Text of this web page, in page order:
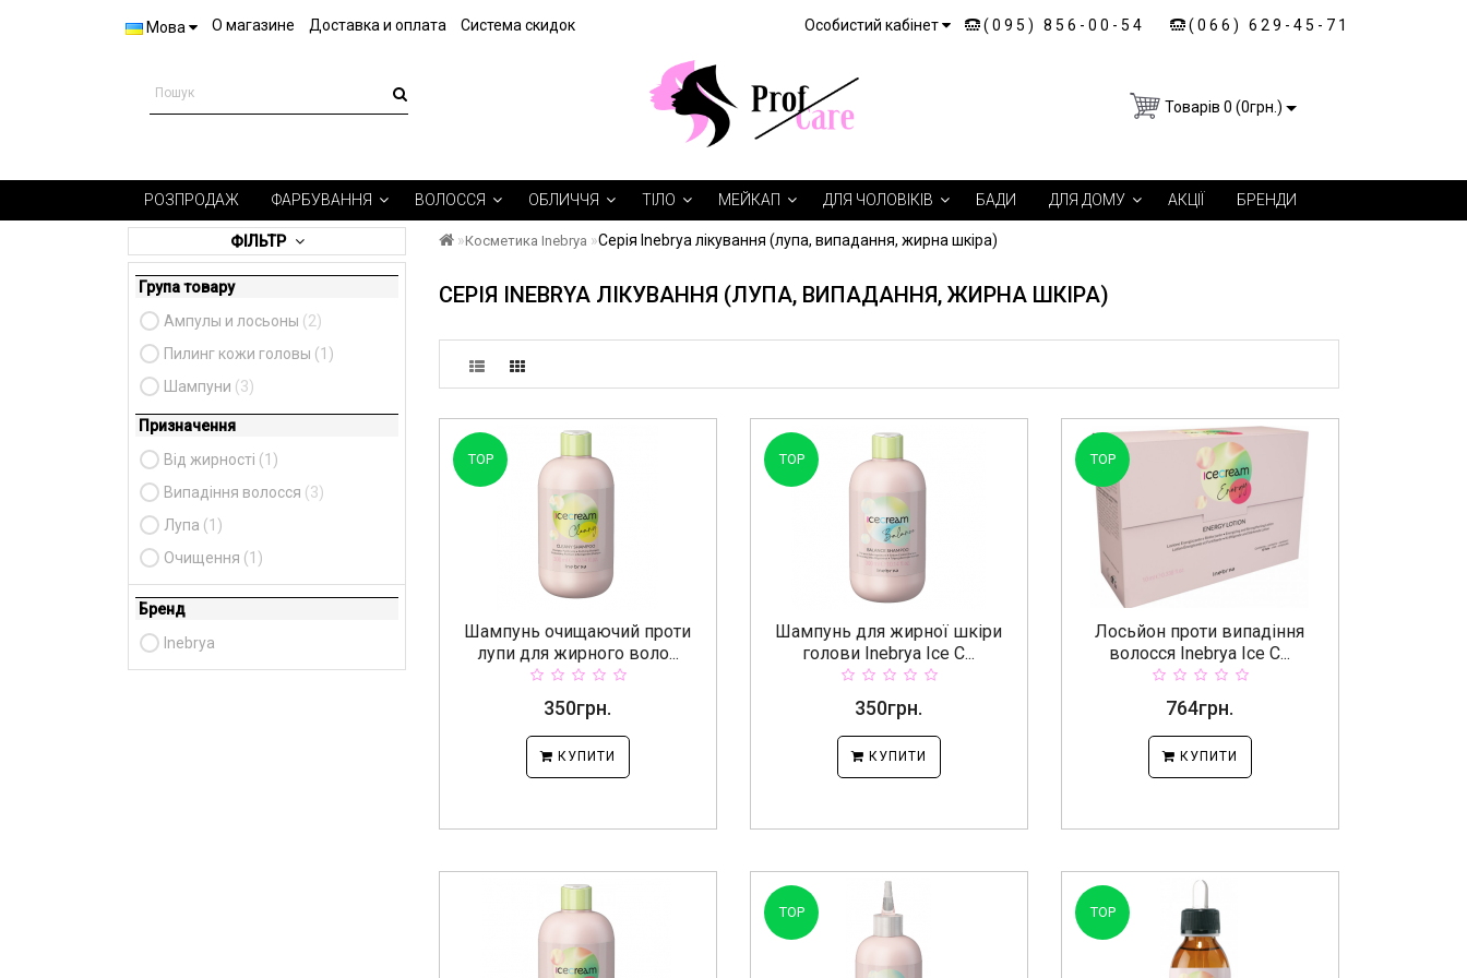
Мова О магазине Доставка и оплата Система скидок Особистий кабінет (095) 856-00-54 (066) 629-45-71
Товарів 0 (0грн.)
РОЗПРОДАЖ ФАРБУВАННЯ ВОЛОССЯ ОБЛИЧЧЯ ТІЛО МЕЙКАП ДЛЯ ЧОЛОВІКІВ БАДИ ДЛЯ ДОМУ АКЦІЇ БРЕНДИ
ФІЛЬТР
Група товару
Ампулы и лосьоны (2)
Пилинг кожи головы (1)
Шампуни (3)
Призначення
Від жирності (1)
Випадіння волосся (3)
Лупа (1)
Очищення (1)
Бренд
Inebrya
Косметика Inebrya Серія Inebrya лікування (лупа, випадання, жирна шкіра)
СЕРІЯ INEBRYA ЛІКУВАННЯ (ЛУПА, ВИПАДАННЯ, ЖИРНА ШКІРА)
TOP
Шампунь очищаючий проти
лупи для жирного воло...
350грн.
КУПИТИ
TOP
Шампунь для жирної шкіри
голови Inebrya Ice C...
350грн.
КУПИТИ
TOP
Лосьйон проти випадіння
волосся Inebrya Ice C...
764грн.
КУПИТИ
TOP TOP